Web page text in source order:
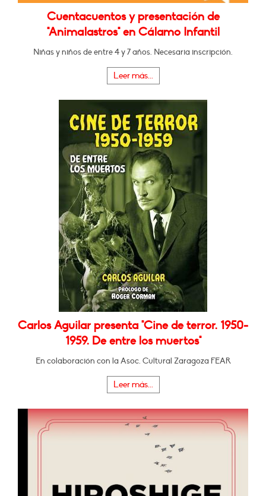
Cuentacuentos y presentación de
"Animalastros" en Cálamo Infantil
Niñas y niños de entre 4 y 7 años. Necesaria inscripción.
Leer más...
Carlos Aguilar presenta "Cine de terror. 1950-
1959. De entre los muertos"
En colaboración con la Asoc. Cultural Zaragoza FEAR
Leer más...